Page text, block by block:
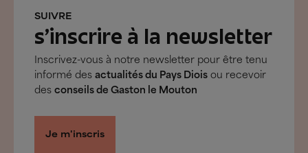
SUIVRE
s’inscrire à la newsletter
Inscrivez-vous à notre newsletter pour être tenu
informé des actualités du Pays Diois ou recevoir
des conseils de Gaston le Mouton
Je m'inscris